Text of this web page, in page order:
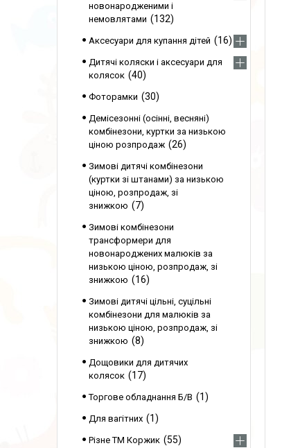
новонародженими і
немовлятами
132
Аксесуари для купання дітей 16
Дитячі коляски і аксесуари для
колясок
40
Фоторамки 30
Демісезонні (осінні, весняні)
комбінезони, куртки за низькою
ціною розпродаж
26
Зимові дитячі комбінезони
(куртки зі штанами) за низькою
ціною, розпродаж, зі
знижкою
7
Зимові комбінезони
трансформери для
новонароджених малюків за
низькою ціною, розпродаж, зі
знижкою
16
Зимові дитячі цільні, суцільні
комбінезони для малюків за
низькою ціною, розпродаж, зі
знижкою
8
Дощовики для дитячих
колясок
17
Торгове обладнання Б/В 1
Для вагітних 1
Різне ТМ Коржик 55